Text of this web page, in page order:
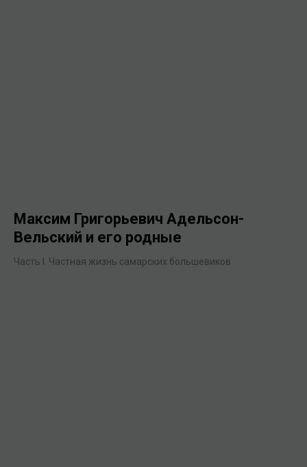
Максим Григорьевич Адельсон-
Вельский и его родные
Часть I. Частная жизнь самарских большевиков